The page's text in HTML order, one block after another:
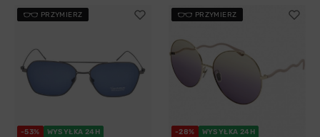
PRZYMIERZ
-53% WYSYŁKA 24H
PRZYMIERZ
-28% WYSYŁKA 24H